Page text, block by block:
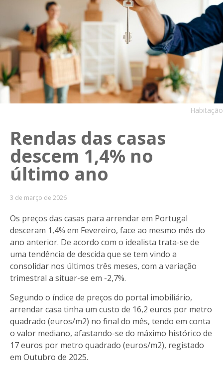
Habitação
Rendas das casas
descem 1,4% no
último ano
3 de março de 2026
Os preços das casas para arrendar em Portugal
desceram 1,4% em Fevereiro, face ao mesmo mês do
ano anterior. De acordo com o idealista trata-se de
uma tendência de descida que se tem vindo a
consolidar nos últimos três meses, com a variação
trimestral a situar-se em -2,7%.
Segundo o índice de preços do portal imobiliário,
arrendar casa tinha um custo de 16,2 euros por metro
quadrado (euros/m2) no final do mês, tendo em conta
o valor mediano, afastando-se do máximo histórico de
17 euros por metro quadrado (euros/m2), registado
em Outubro de 2025.